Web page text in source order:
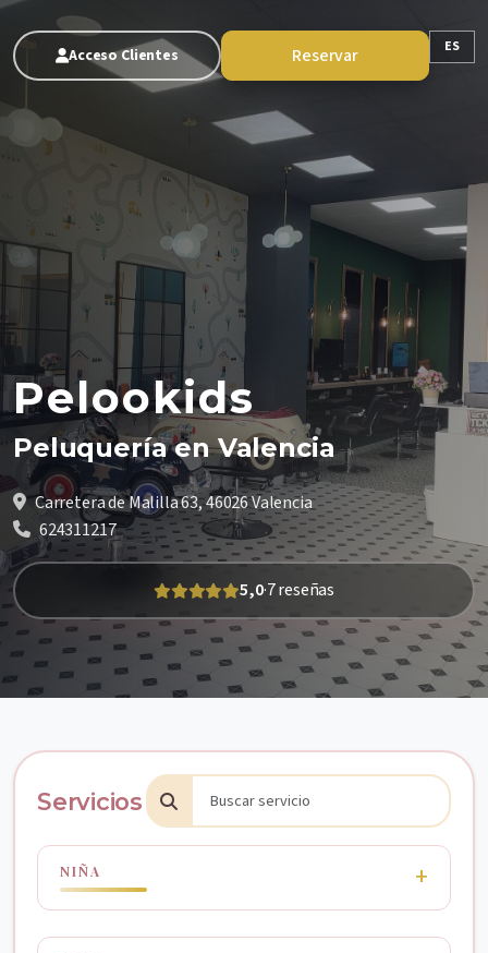
Acceso Clientes Reservar ES
Pelookids
Peluquería en Valencia
Carretera de Malilla 63, 46026 Valencia
624311217
5,0·7 reseñas
Servicios
NIÑA